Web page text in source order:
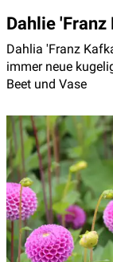
Dahlie
Dahlia 'Franz
immer neue
Beet und Vase